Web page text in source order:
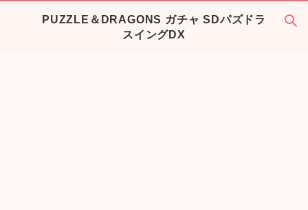
PUZZLE＆DRAGONS ガチャ SDパズドラ
スイングDX